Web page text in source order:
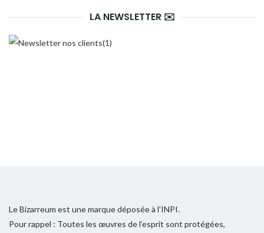
LA NEWSLETTER ✉️
Le Bizarreum est une marque déposée à l’INPI.
Pour rappel : Toutes les œuvres de l’esprit sont protégées,